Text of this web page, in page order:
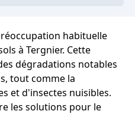
habituelle
à Tergnier. Cette
dégradations notables
tout comme la
et d'insectes nuisibles.
les solutions pour le